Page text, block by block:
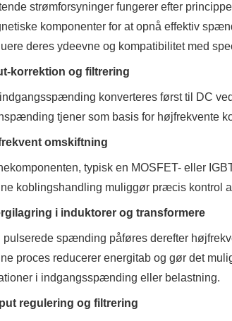
strømforsyninger fungerer efter
komponenter for at opnå effektiv
deres ydeevne og kompatibilitet med
korrektion og filtrering
konverteres først til DC
tjener som basis for højfrekvente
omskiftning
typisk en MOSFET- eller
koblingshandling muliggør præcis kontrol
i induktorer og transformere
pulserede spænding påføres derefter
proces reducerer energitab og gør det
i indgangsspænding eller belastning.
regulering og filtrering